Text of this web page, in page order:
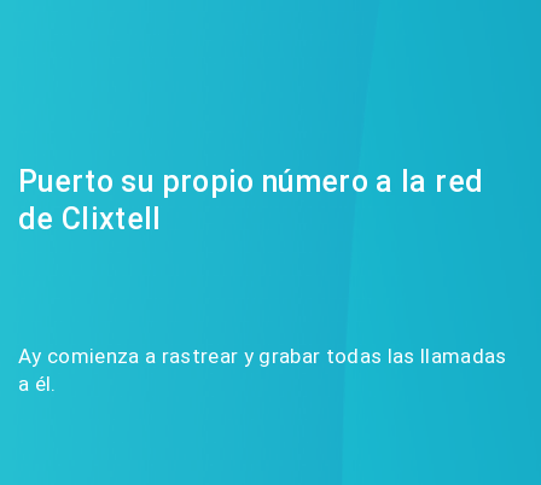
Puerto su propio número a la red
de Clixtell
Ay comienza a rastrear y grabar todas las llamadas
a él.